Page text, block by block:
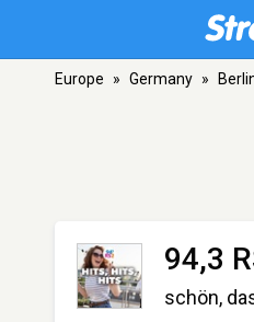
Europe » Germany »
94,3
schön,